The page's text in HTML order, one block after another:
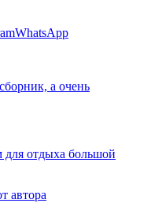
WhatsApp
а очень
отдыха большой
автора